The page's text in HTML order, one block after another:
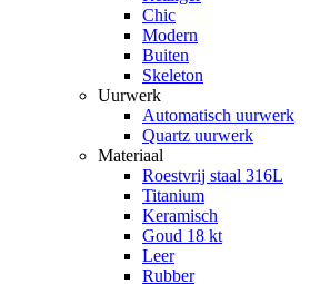
Chic
Modern
Buiten
Skeleton
Uurwerk
Automatisch uurwerk
Quartz uurwerk
Materiaal
Roestvrij staal 316L
Titanium
Keramisch
Goud 18 kt
Leer
Rubber